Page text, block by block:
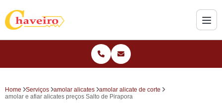
Home Serviços amolar alicates
amolar alicate de corte
amolar e afiar alicates preços Salto de Pirapora